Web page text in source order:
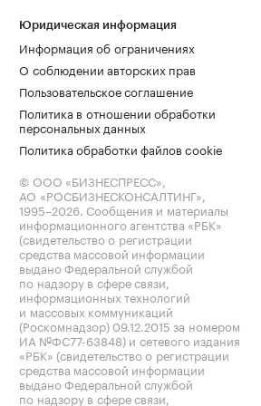
Юридическая информация
Информация об ограничениях
О соблюдении авторских прав
Пользовательское соглашение
Политика в отношении обработки
персональных данных
Политика обработки файлов cookie
© ООО «БИЗНЕСПРЕСС»,
АО «РОСБИЗНЕСКОНСАЛТИНГ»,
1995–2026. Сообщения и материалы
информационного агентства «РБК»
(свидетельство о регистрации
средства массовой информации
выдано Федеральной службой
по надзору в сфере связи,
информационных технологий
и массовых коммуникаций
(Роскомнадзор) 09.12.2015 за номером
ИА №ФС77-63848) и сетевого издания
«РБК» (свидетельство о регистрации
средства массовой информации
выдано Федеральной службой
по надзору в сфере связи,